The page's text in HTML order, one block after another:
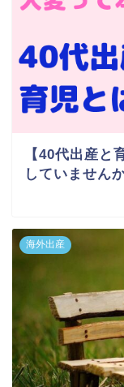
【40代出産と
していません
海外出産